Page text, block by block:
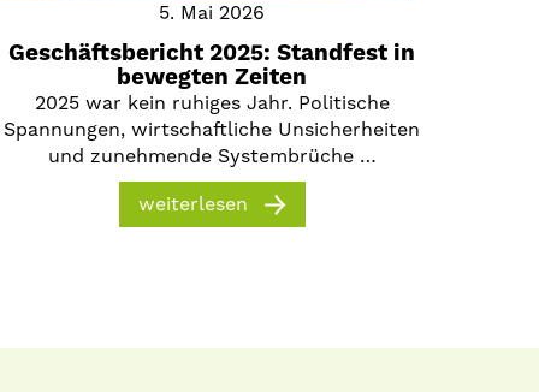
5. Mai 2026
Geschäftsbericht 2025: Standfest in
bewegten Zeiten
2025 war kein ruhiges Jahr. Politische
Spannungen, wirtschaftliche Unsicherheiten
und zunehmende Systembrüche …
weiterlesen